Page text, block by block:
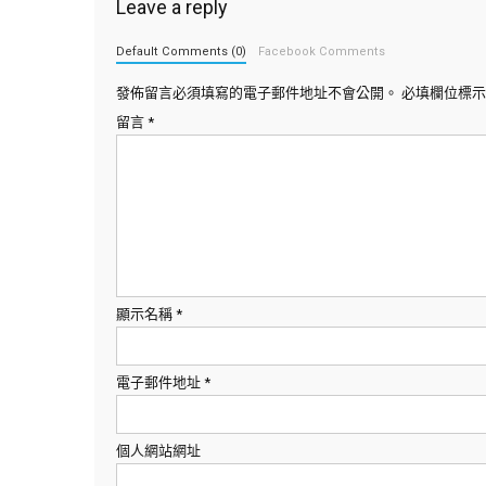
Leave a reply
Default Comments (0) Facebook Comments
發佈留言必須填寫的電子郵件地址不會公開。 必填欄位標
留言 *
顯示名稱 *
電子郵件地址 *
個人網站網址